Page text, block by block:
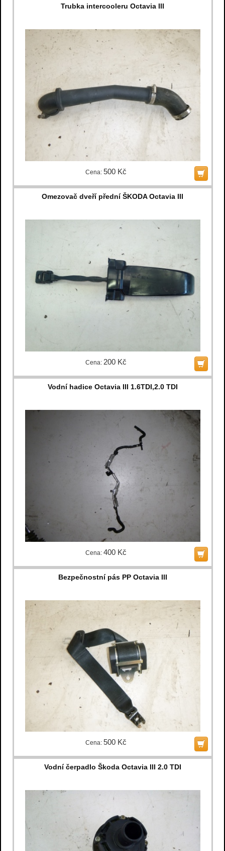
Trubka intercooleru Octavia III
Cena: 500 Kč
Omezovač dveří přední ŠKODA Octavia III
Cena: 200 Kč
Vodní hadice Octavia III 1.6TDI,2.0 TDI
Cena: 400 Kč
Bezpečnostní pás PP Octavia III
Cena: 500 Kč
Vodní čerpadlo Škoda Octavia III 2.0 TDI